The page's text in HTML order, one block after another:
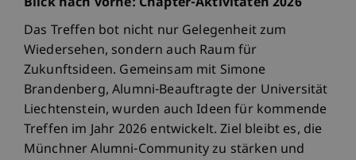
Das Treffen bot nicht nur Gelegenheit zum
Wiedersehen, sondern auch Raum für
Zukunftsideen. Gemeinsam mit Simone
Brandenberg, Alumni-Beauftragte der Universität
Liechtenstein, wurden auch Ideen für kommende
Treffen im Jahr 2026 entwickelt. Ziel bleibt es, die
Münchner Alumni-Community zu stärken und